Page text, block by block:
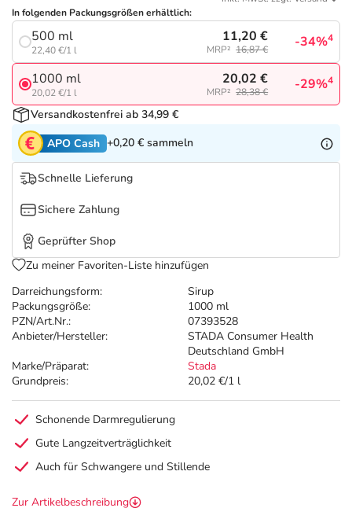
Tierapotheke
Vitamine & Mineralstoffe
Marken
Salus Deals
Darreichungsform:
Sirup
Packungsgröße:
1000 ml
PZN/Art.Nr.:
07393528
Anbieter/Hersteller:
STADA Consumer Health
Deutschland GmbH
Marke/Präparat:
Stada
Grundpreis:
20,02 €/1 l
In folgenden Packungsgrößen erhältlich:
500 ml
22,40 €/1 l
11,20 €
MRP² 16,87 € -34%4
1000 ml
20,02 €/1 l
20,02 €
MRP² 28,38 € -29%4
Versandkostenfrei ab 34,99 €
APO Cash +0,20 € sammeln
Schnelle Lieferung
Sichere Zahlung
Geprüfter Shop
Zu meiner Favoriten-Liste hinzufügen
Schonende Darmregulierung
Gute Langzeitverträglichkeit
Auch für Schwangere und Stillende
Zur Artikelbeschreibung